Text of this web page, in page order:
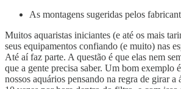
As montagens sugeridas pelos
Muitos aquaristas iniciantes (e até os mais
seus equipamentos confiando (e muito) nas
Até aí faz parte. A questão é que elas nem
que a gente precisa saber. Um bom exemplo
nossos aquários pensando na regra de girar a